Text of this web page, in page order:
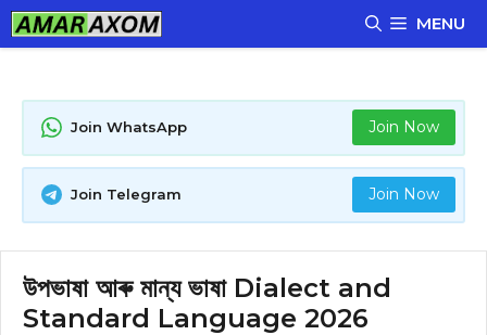
Skip
to
MENU
Join WhatsApp Join Now
Join Telegram Join Now
উপভাষা আৰু মান্য ভাষা Dialect and
Standard Language 2026